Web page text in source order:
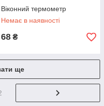
Віконний термометр
Немає в наявності
68 ₴
ще